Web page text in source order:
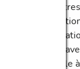
les
réalisés
accessible